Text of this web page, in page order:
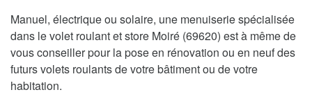
Manuel, électrique ou solaire, une menuiserie spécialisée
dans le volet roulant et store Moiré (69620) est à même de
vous conseiller pour la pose en rénovation ou en neuf des
futurs volets roulants de votre bâtiment ou de votre
habitation.